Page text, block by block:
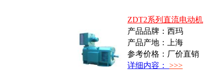
ZDT2系列直流电动机
产品品牌：西玛
产品产地：上海
参考价格：厂价直销
详细内容： >>>